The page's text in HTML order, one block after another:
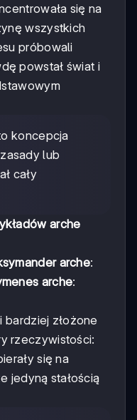
się na
wszystkich
próbowali
powstał świat i
koncepcja
lub
cały
arche
arche:
arche:
złożone
rzeczywistości:
się na
jedyną stałością